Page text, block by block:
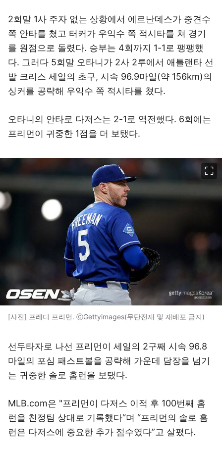
2회말 1사 주자 없는 상황에서 에르난데스가 중견수
쪽 안타를 쳤고 터커가 우익수 쪽 적시타를 쳐 경기
를 원점으로 돌렸다. 승부는 4회까지 1-1로 팽팽했
다. 그러다 5회말 오타니가 2사 2루에서 애틀랜타 선
발 크리스 세일의 초구, 시속 96.9마일(약 156km)의
싱커를 공략해 우익수 쪽 적시타를 쳤다.
오타니의 안타로 다저스는 2-1로 역전했다. 6회에는
프리먼이 귀중한 1점을 더 보탰다.
[사진] 프레디 프리먼. ⓒGettyimages(무단전재 및 재배포 금지)
선두타자로 나선 프리먼이 세일의 2구째 시속 96.8
마일의 포심 패스트볼을 공략해 가운데 담장을 넘기
는 귀중한 솔로 홈런을 보탰다.
MLB.com은 "프리먼이 다저스 이적 후 100번째 홈
런을 친정팀 상대로 기록했다“며 “프리먼의 솔로 홈
런은 다저스에 중요한 추가 점수였다”고 살폈다.